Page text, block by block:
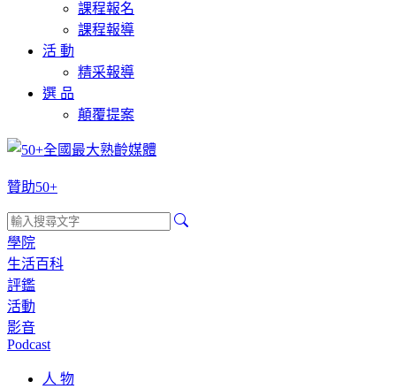
課程報名
課程報導
活 動
精采報導
選 品
顛覆提案
贊助50+
學院
生活百科
評鑑
活動
影音
Podcast
人 物